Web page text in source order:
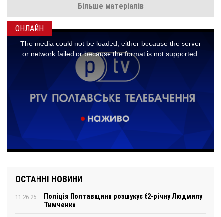
ОНЛАЙН
ОСТАННІ НОВИНИ
11.26.25
Поліція Полтавщини розшукує 62-річну Людмилу
Тимченко
Більше матеріалів